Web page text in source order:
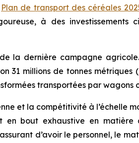
Plan de transport des céréales
à des investissements
la dernière campagne
31 millions de tonnes métriques
transportées par wagons
et la compétitivité à l’échelle
en bout exhaustive en matière
d’avoir le personnel, le